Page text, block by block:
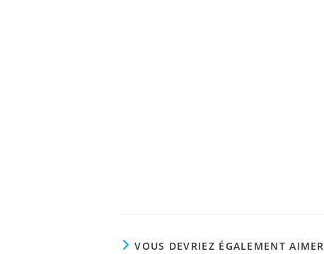
VOUS DEVRIEZ ÉGALEMENT AIMER